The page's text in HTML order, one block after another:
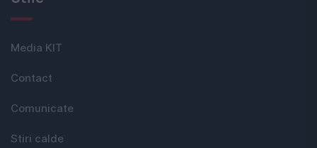
Media KIT
Contact
Comunicate
Stiri calde